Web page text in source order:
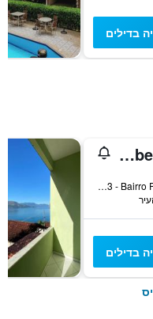
בדילים
Pousada Praia Da Ribeira Clube
Rua Del Rey, 3 - Bairro Praia Da Ribeira, אנגרה דוס רייס, ברזיל
בדילים